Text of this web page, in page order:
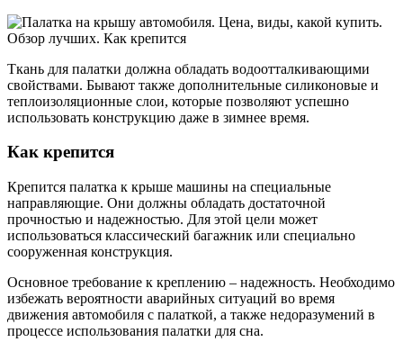
Ткань для палатки должна обладать водоотталкивающими
свойствами. Бывают также дополнительные силиконовые и
теплоизоляционные слои, которые позволяют успешно
использовать конструкцию даже в зимнее время.
Как крепится
Крепится палатка к крыше машины на специальные
направляющие. Они должны обладать достаточной
прочностью и надежностью. Для этой цели может
использоваться классический багажник или специально
сооруженная конструкция.
Основное требование к креплению – надежность. Необходимо
избежать вероятности аварийных ситуаций во время
движения автомобиля с палаткой, а также недоразумений в
процессе использования палатки для сна.